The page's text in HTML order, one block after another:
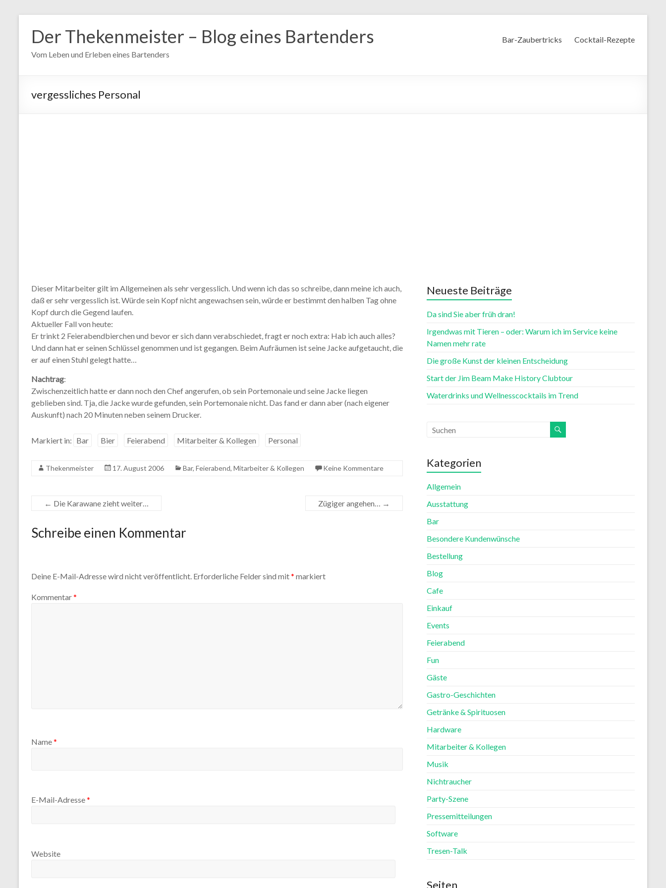
Inhalt
springen
Der Thekenmeister – Blog eines Bartenders
Vom Leben und Erleben eines Bartenders
Bar-Zaubertricks Cocktail-Rezepte
vergessliches Personal
Dieser Mitarbeiter gilt im Allgemeinen als sehr vergesslich. Und wenn ich das so schreibe, dann meine ich auch,
daß er sehr vergesslich ist. Würde sein Kopf nicht angewachsen sein, würde er bestimmt den halben Tag ohne
Kopf durch die Gegend laufen.
Aktueller Fall von heute:
Er trinkt 2 Feierabendbierchen und bevor er sich dann verabschiedet, fragt er noch extra: Hab ich auch alles?
Und dann hat er seinen Schlüssel genommen und ist gegangen. Beim Aufräumen ist seine Jacke aufgetaucht, die
er auf einen Stuhl gelegt hatte…
Nachtrag:
Zwischenzeitlich hatte er dann noch den Chef angerufen, ob sein Portemonaie und seine Jacke liegen
geblieben sind. Tja, die Jacke wurde gefunden, sein Portemonaie nicht. Das fand er dann aber (nach eigener
Auskunft) nach 20 Minuten neben seinem Drucker.
Markiert in: Bar Bier Feierabend Mitarbeiter & Kollegen Personal
Thekenmeister 17. August 2006 Bar, Feierabend, Mitarbeiter & Kollegen Keine Kommentare
← Die Karawane zieht weiter… Zügiger angehen… →
Schreibe einen Kommentar
Deine E-Mail-Adresse wird nicht veröffentlicht. Erforderliche Felder sind mit* markiert
Kommentar*
Name*
E-Mail-Adresse*
Website
Neueste Beiträge
Da sind Sie aber früh dran!
Irgendwas mit Tieren – oder: Warum ich im Service keine
Namen mehr rate
Die große Kunst der kleinen Entscheidung
Start der Jim Beam Make History Clubtour
Waterdrinks und Wellnesscocktails im Trend
Kategorien
Allgemein
Ausstattung
Bar
Besondere Kundenwünsche
Bestellung
Blog
Cafe
Einkauf
Events
Feierabend
Fun
Gäste
Gastro-Geschichten
Getränke & Spirituosen
Hardware
Mitarbeiter & Kollegen
Musik
Nichtraucher
Party-Szene
Pressemitteilungen
Software
Tresen-Talk
Seiten